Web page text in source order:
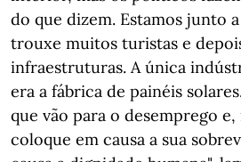
do que dizem. Estamos junto
trouxe muitos turistas e
infraestruturas. A única
era a fábrica de painéis
que vão para o desemprego
coloque em causa a sua